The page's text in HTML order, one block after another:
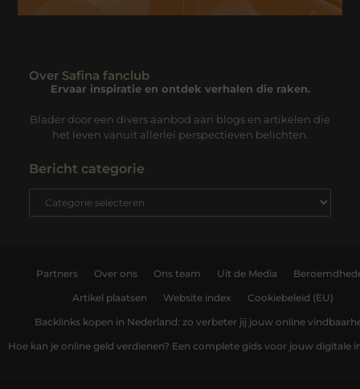
Over Safina fanclub
Ervaar inspiratie en ontdek verhalen die raken.
Blader door een divers aanbod aan blogs en artikelen die
het leven vanuit allerlei perspectieven belichten.
Bericht categorie
Partners Over ons Ons team Uit de Media
Artikel plaatsen Website index Cookiebeleid (EU)
Backlinks kopen in Nederland: zo verbeter jij jouw online
Hoe kan je online geld verdienen? Een complete gids voor jouw digitale